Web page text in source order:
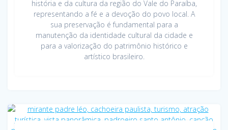
história e da cultura da região do Vale do Paraíba,
representando a fé e a devoção do povo local. A
sua preservação é fundamental para a
manutenção da identidade cultural da cidade e
para a valorização do patrimônio histórico e
artístico brasileiro.